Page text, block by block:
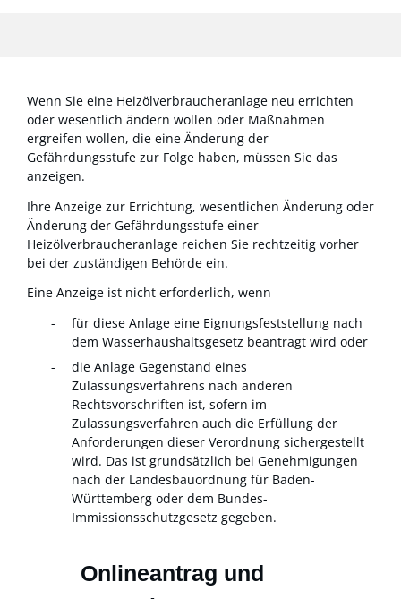
Wenn Sie eine Heizölverbraucheranlage neu errichten
oder wesentlich ändern wollen oder Maßnahmen
ergreifen wollen, die eine Änderung der
Gefährdungsstufe zur Folge haben, müssen Sie das
anzeigen.
Ihre Anzeige zur Errichtung, wesentlichen Änderung oder
Änderung der Gefährdungsstufe einer
Heizölverbraucheranlage reichen Sie rechtzeitig vorher
bei der zuständigen Behörde ein.
Eine Anzeige ist nicht erforderlich, wenn
für diese Anlage eine Eignungsfeststellung nach
dem Wasserhaushaltsgesetz beantragt wird oder
die Anlage Gegenstand eines
Zulassungsverfahrens nach anderen
Rechtsvorschriften ist, sofern im
Zulassungsverfahren auch die Erfüllung der
Anforderungen dieser Verordnung sichergestellt
wird. Das ist grundsätzlich bei Genehmigungen
nach der Landesbauordnung für Baden-
Württemberg oder dem Bundes-
Immissionsschutzgesetz gegeben.
Onlineantrag und